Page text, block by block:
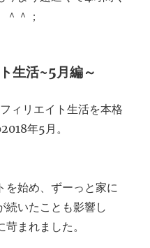
＾；
生活~5月編～
ィリエイト生活を本格
年5月。
を始め、ずーっと家に
続いたことも影響し
まれました。